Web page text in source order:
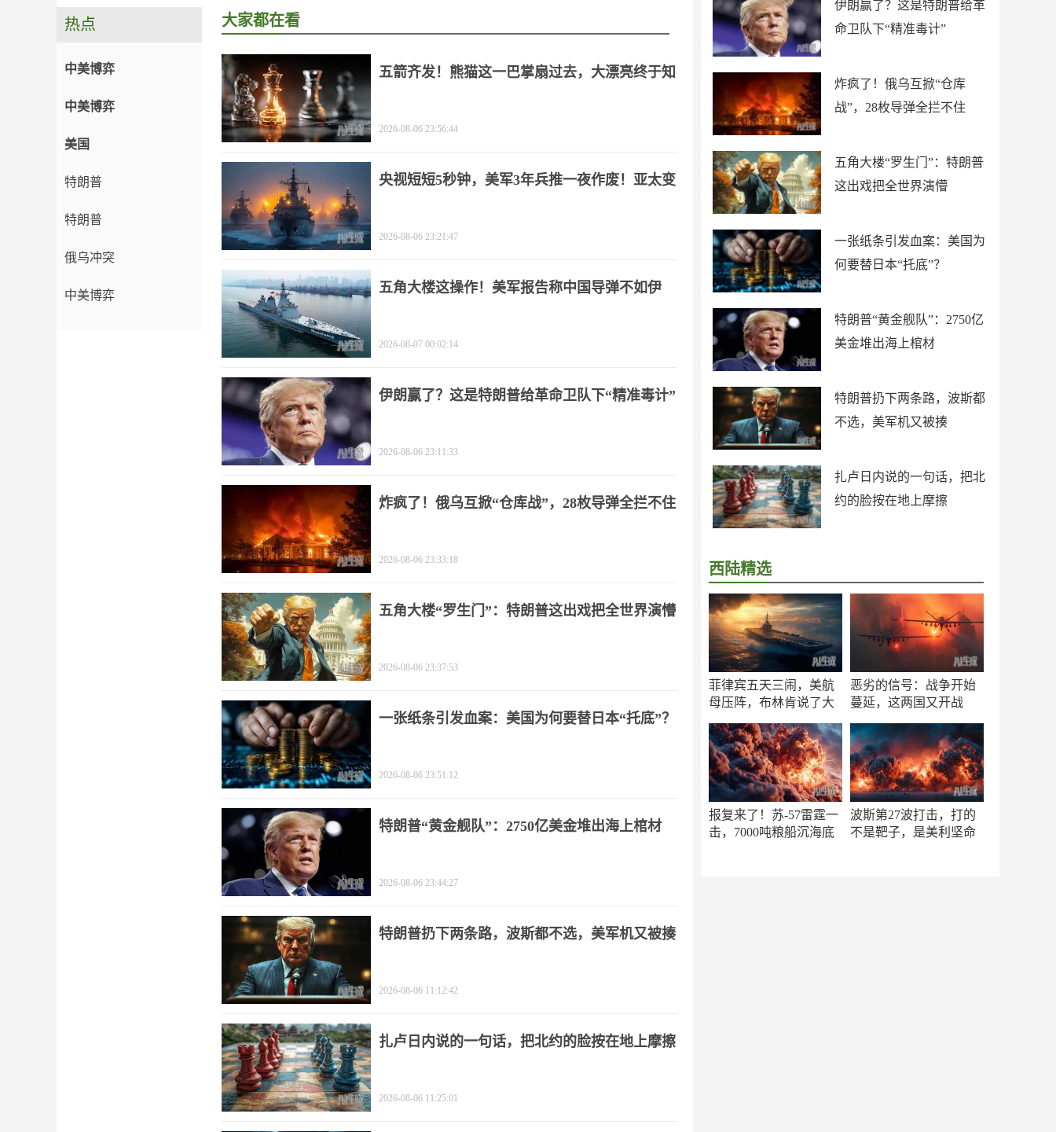
伊朗赢了？这是特朗普给革
命卫队下“精准毒计”
炸疯了！俄乌互掀“仓库
战”，28枚导弹全拦不住
五角大楼“罗生门”：特朗普
这出戏把全世界演懵
一张纸条引发血案：美国为
何要替日本“托底”？
特朗普“黄金舰队”：2750亿
美金堆出海上棺材
特朗普扔下两条路，波斯都
不选，美军机又被揍
扎卢日内说的一句话，把北
约的脸按在地上摩擦
西陆精选
菲律宾五天三闹，美航
母压阵，布林肯说了大
恶劣的信号：战争开始
蔓延，这两国又开战
报复来了！苏-57雷霆一
击，7000吨粮船沉海底
波斯第27波打击，打的
不是靶子，是美利坚命
热点
中美博弈
中美博弈
美国
特朗普
特朗普
俄乌冲突
中美博弈
大家都在看
五箭齐发！熊猫这一巴掌扇过去，大漂亮终于知
2026-08-06 23:56:44
央视短短5秒钟，美军3年兵推一夜作废！亚太变
2026-08-06 23:21:47
五角大楼这操作！美军报告称中国导弹不如伊
2026-08-07 00:02:14
伊朗赢了？这是特朗普给革命卫队下“精准毒计”
2026-08-06 23:11:33
炸疯了！俄乌互掀“仓库战”，28枚导弹全拦不住
2026-08-06 23:33:18
五角大楼“罗生门”：特朗普这出戏把全世界演懵
2026-08-06 23:37:53
一张纸条引发血案：美国为何要替日本“托底”？
2026-08-06 23:51:12
特朗普“黄金舰队”：2750亿美金堆出海上棺材
2026-08-06 23:44:27
特朗普扔下两条路，波斯都不选，美军机又被揍
2026-08-06 11:12:42
扎卢日内说的一句话，把北约的脸按在地上摩擦
2026-08-06 11:25:01